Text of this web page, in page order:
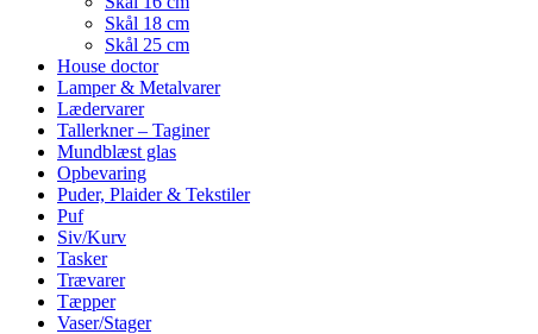
Skål 18 cm
Skål 25 cm
House doctor
Lamper & Metalvarer
Lædervarer
Tallerkner – Taginer
Mundblæst glas
Opbevaring
Puder, Plaider & Tekstiler
Puf
Siv/Kurv
Tasker
Trævarer
Tæpper
Vaser/Stager